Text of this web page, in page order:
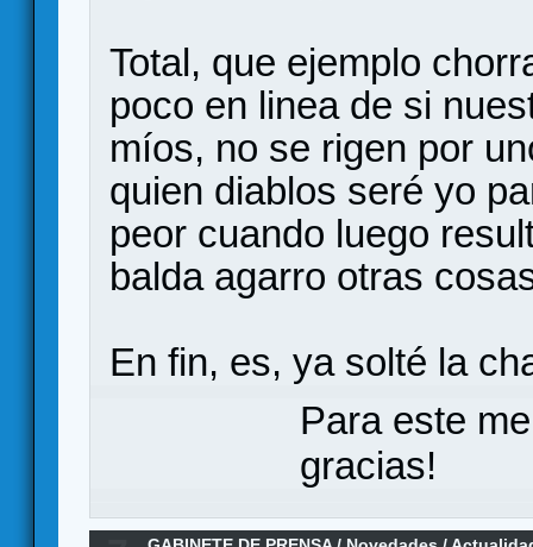
Total, que ejemplo
poco en linea de si
míos, no se rigen por
quien diablos seré yo
peor cuando luego
balda agarro otras
En fin, es, ya solté la
Para este
gracias!